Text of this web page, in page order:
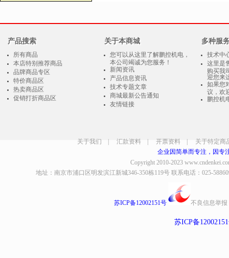
产品搜索
所有商品
本店特别推荐商品
品牌商品专区
特价商品区
热卖商品区
促销打折商品区
关于本商城
您可以从这里了解鹏控机电，
本公司竭诚为您服务！
新闻资讯
产品信息资讯
技术专题文章
商城最新公告通知
友情链接
多种服
技术中
这里是
购买我
迎您来
如果您
议，欢
鹏控机
关于我们 汇款资料 开票资料
关于特定商
企业因简单而专注，因专
Copyright 2010-2023
地址：南京市浦口区明发滨江新城346-350栋119号 联系电话：025-
苏ICP备12002151号 不良信息举报
苏ICP备